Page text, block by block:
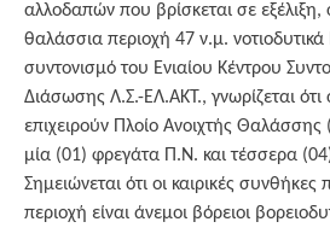
αλλοδαπών που βρίσκεται σε
θαλάσσια περιοχή 47 ν.μ.
συντονισμό του Ενιαίου Κέντρου
Διάσωσης Λ.Σ.-ΕΛ.ΑΚΤ., γνωρίζεται ότι
επιχειρούν Πλοίο Ανοιχτής
μία (01) φρεγάτα Π.Ν. και τέσσερα
Σημειώνεται ότι οι καιρικές
περιοχή είναι άνεμοι βόρειοι